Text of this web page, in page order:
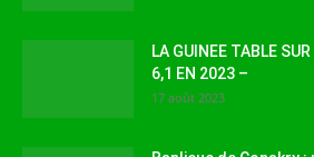
LA GUINEE TABLE
6,1 EN 2023 –
17 août 2023